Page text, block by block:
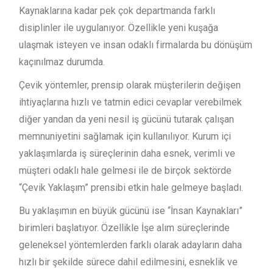
Kaynaklarına kadar pek çok departmanda farklı
disiplinler ile uygulanıyor. Özellikle yeni kuşağa
ulaşmak isteyen ve insan odaklı firmalarda bu dönüşüm
kaçınılmaz durumda.
Çevik yöntemler, prensip olarak müşterilerin değişen
ihtiyaçlarına hızlı ve tatmin edici cevaplar verebilmek
diğer yandan da yeni nesil iş gücünü tutarak çalışan
memnuniyetini sağlamak için kullanılıyor. Kurum içi
yaklaşımlarda iş süreçlerinin daha esnek, verimli ve
müşteri odaklı hale gelmesi ile de birçok sektörde
“Çevik Yaklaşım” prensibi etkin hale gelmeye başladı.
Bu yaklaşımın en büyük gücünü ise “İnsan Kaynakları”
birimleri başlatıyor. Özellikle İşe alım süreçlerinde
geleneksel yöntemlerden farklı olarak adayların daha
hızlı bir şekilde sürece dahil edilmesini, esneklik ve